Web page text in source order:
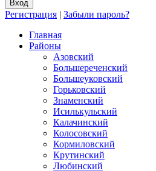
Регистрация | Забыли пароль?
Главная
Районы
Азовский
Большереченский
Большеуковский
Горьковский
Знаменский
Исилькульский
Калачинский
Колосовский
Кормиловский
Крутинский
Любинский